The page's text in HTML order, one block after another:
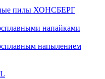
пилы ХОНСБЕРГ
напайками
напылением